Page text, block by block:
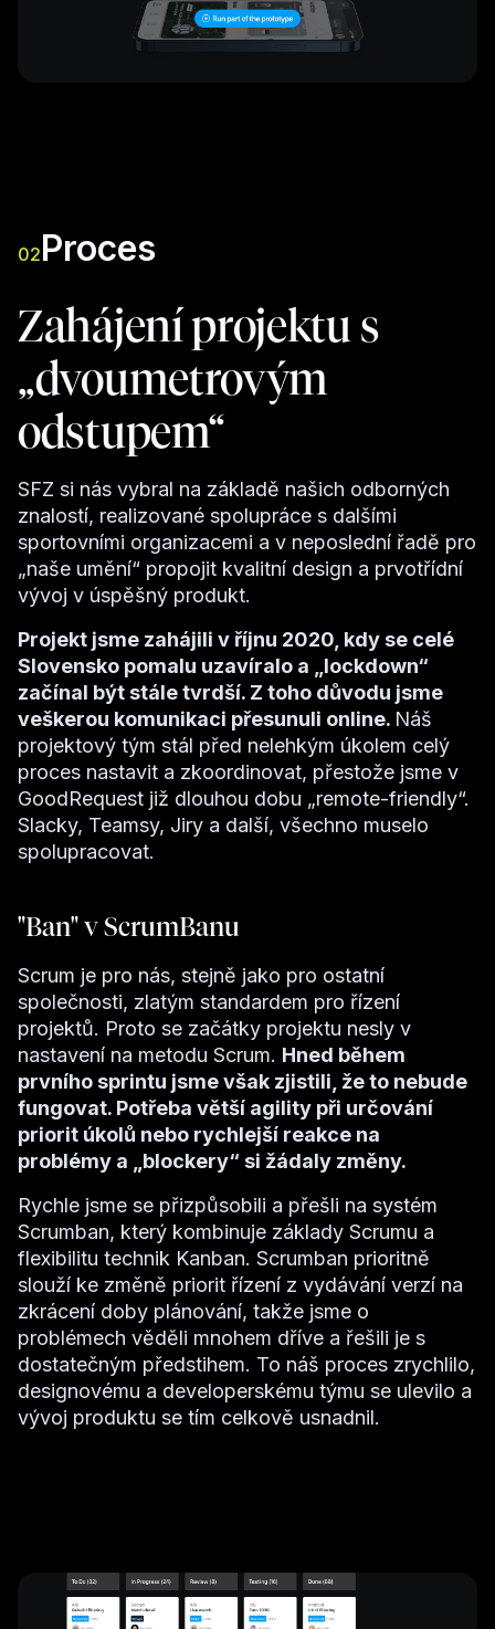
02Proces
Zahájení projektu s
„dvoumetrovým
odstupem“
SFZ si nás vybral na základě našich odborných
znalostí, realizované spolupráce s dalšími
sportovními organizacemi a v neposlední řadě pro
„naše umění“ propojit kvalitní design a prvotřídní
vývoj v úspěšný produkt.
Projekt jsme zahájili v říjnu 2020, kdy se celé
Slovensko pomalu uzavíralo a „lockdown“
začínal být stále tvrdší. Z toho důvodu jsme
veškerou komunikaci přesunuli online. Náš
projektový tým stál před nelehkým úkolem celý
proces nastavit a zkoordinovat, přestože jsme v
GoodRequest již dlouhou dobu „remote-friendly“.
Slacky, Teamsy, Jiry a další, všechno muselo
spolupracovat.‍
"Ban" v ScrumBanu
Scrum je pro nás, stejně jako pro ostatní
společnosti, zlatým standardem pro řízení
projektů. Proto se začátky projektu nesly v
nastavení na metodu Scrum. Hned během
prvního sprintu jsme však zjistili, že to nebude
fungovat. Potřeba větší agility při určování
priorit úkolů nebo rychlejší reakce na
problémy a „blockery“ si žádaly změny.
Rychle jsme se přizpůsobili a přešli na systém
Scrumban, který kombinuje základy Scrumu a
flexibilitu technik Kanban. Scrumban prioritně
slouží ke změně priorit řízení z vydávání verzí na
zkrácení doby plánování, takže jsme o
problémech věděli mnohem dříve a řešili je s
dostatečným předstihem. To náš proces zrychlilo,
designovému a developerskému týmu se ulevilo a
vývoj produktu se tím celkově usnadnil.